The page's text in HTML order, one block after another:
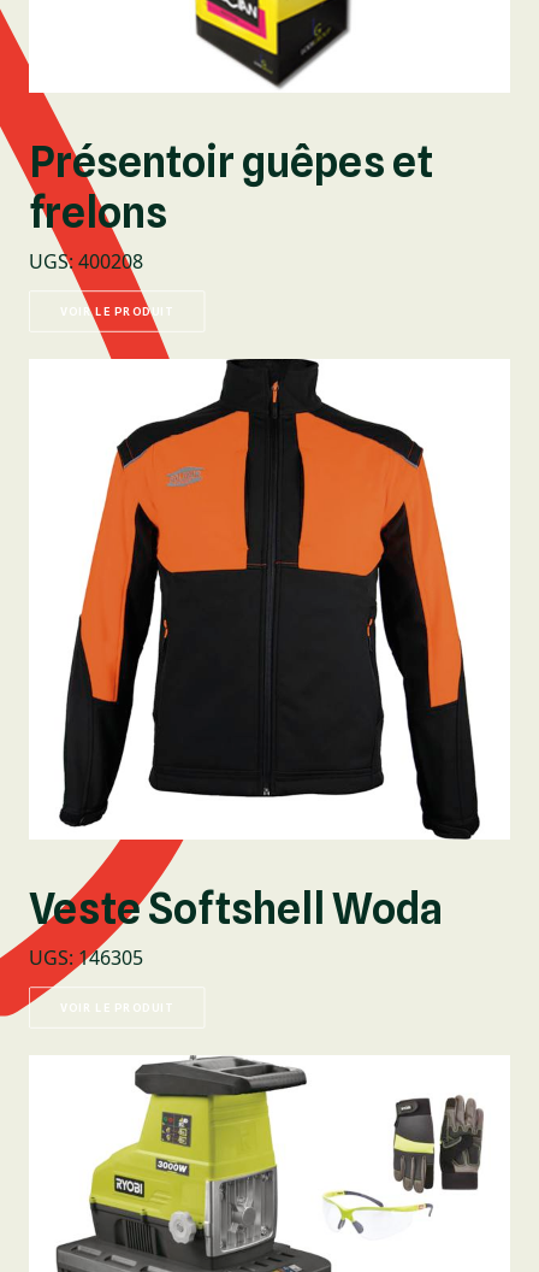
Présentoir guêpes et
frelons
UGS: 400208
VOIR LE PRODUIT
Veste Softshell Woda
UGS: 146305
VOIR LE PRODUIT